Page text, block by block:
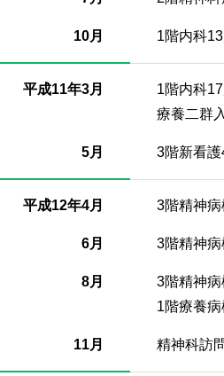
10月 1階内科
平成11年3月
1階内科
療養二群
5月 3階新看
平成12年4月 3階精神
6月 3階精神
8月
3階精神
1階療養
11月 精神科訪